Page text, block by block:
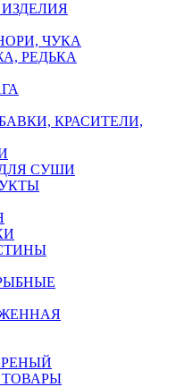
ЧУКА
РЕДЬКА
КРАСИТЕЛИ,
СУШИ